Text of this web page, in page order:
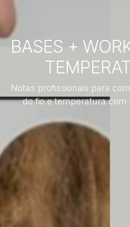
BASES +
Notas profissionais para
do fio e temperatura com